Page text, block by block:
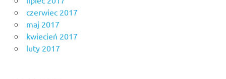
czerwiec 2017
maj 2017
kwiecień 2017
luty 2017